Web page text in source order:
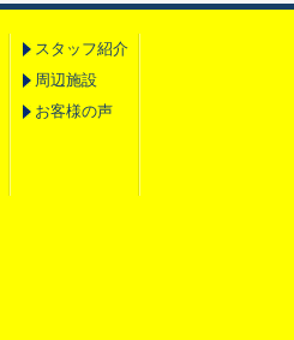
スタッフ紹介
周辺施設
お客様の声